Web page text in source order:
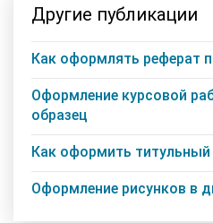
Другие публикации
Как оформлять реферат
Оформление курсовой
образец
Как оформить титульный
Оформление рисунков в